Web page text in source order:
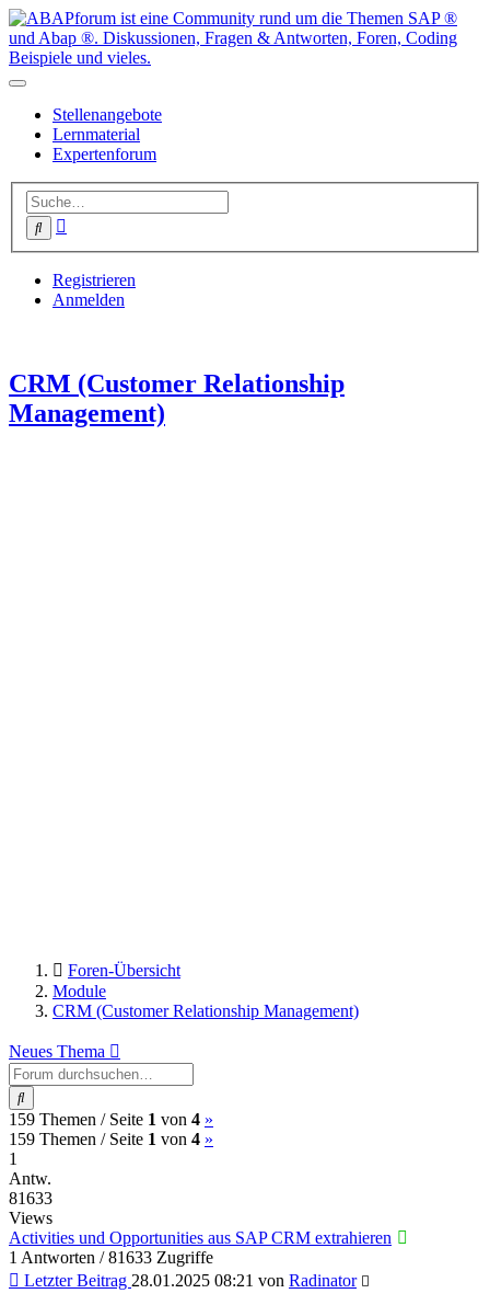
Stellenangebote
Lernmaterial
Expertenforum
Suche
Registrieren
Anmelden
CRM (Customer Relationship
Management)
Foren-Übersicht
Module
CRM (Customer Relationship Management)
Neues Thema
Suche
159 Themen / Seite 1 von 4 (current)
»
159 Themen / Seite 1 von 4 (current)
»
1
Antw.
81633
Views
Activities und Opportunities aus SAP CRM extrahieren
1 Antworten / 81633 Zugriffe
Letzter Beitrag 28.01.2025 08:21 von Radinator